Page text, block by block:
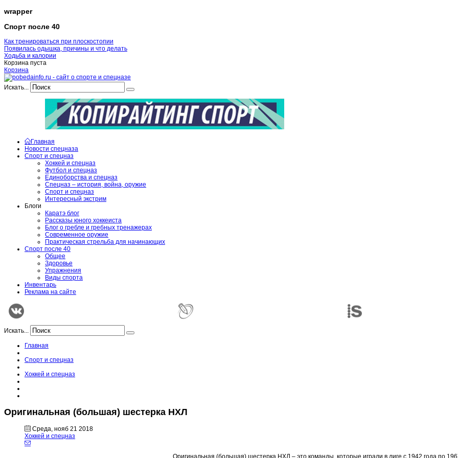
wrapper
Спорт после 40
Как тренироваться при плоскостопии
Появилась одышка, причины и что делать
Ходьба и калории
Корзина пуста
Корзина
Искать...
Главная
Новости спецназа
Спорт и спецназ
Хоккей и спецназ
Футбол и спецназ
Единоборства и спецназ
Спецназ – история, война, оружие
Спорт и спецназ
Интересный экстрим
Блоги
Каратэ блог
Рассказы юного хоккеиста
Блог о гребле и гребных тренажерах
Современное оружие
Практическая стрельба для начинающих
Спорт после 40
Общее
Здоровье
Упражнения
Виды спорта
Инвентарь
Реклама на сайте
Искать...
Главная
Спорт и спецназ
Хоккей и спецназ
Оригинальная (большая) шестерка НХЛ
Среда, нояб 21 2018
Хоккей и спецназ
Оригинальная (большая) шестерка НХЛ – это команды, которые играли в лиге с 1942 года по